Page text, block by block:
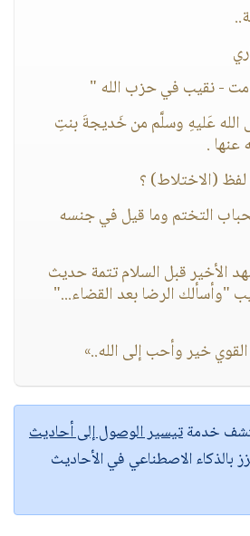
- نقيب في حزب الله "
الله عَليهِ وسلَّم من خَديجةَ بنتِ
عنها .
(الاختلاط) ؟
التختم وما قيل في جنسه
الأخير قبل السلام تتمة حديث
"وأسألك الرضا بعد القضاء..."
خير وأحب إلى الله..»
خدمةتيسير الوصول إلى أحاديث
بالذكاء الاصطناعي في الأحاديث